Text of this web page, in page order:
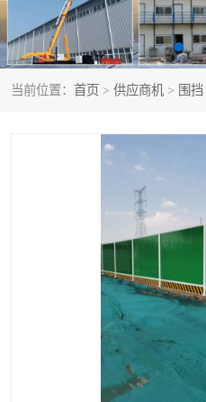
当前位置： 首页 > 供应商机 > 围挡
CZ型钢
PC多层板
建筑围挡
生产加工单板复合围挡 市